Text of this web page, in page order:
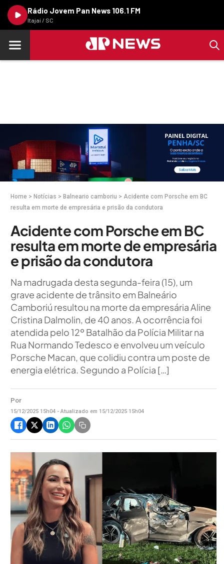
Rádio Jovem Pan News 106.1 FM
Itajaí / SC
Home > Notícias > Balneario camboriu > Acidente com Porsche em BC
resulta em morte de empresária e prisão da condutora
Acidente com Porsche em BC
resulta em morte de empresária
e prisão da condutora
Na madrugada desta segunda-feira (15), um
grave acidente de trânsito em Balneário
Camboriú resultou na morte da empresária Aline
Cristina Dalmolin, de 40 anos. A ocorrência foi
atendida pelo 12º Batalhão da Polícia Militar na
Rua Normando Tedesco e envolveu um veículo
Porsche Macan, que colidiu contra um poste de
energia elétrica. Segundo a Polícia […]
Por
15/12/2025 15h04 - Atualizado em 15/12/2025 15h04